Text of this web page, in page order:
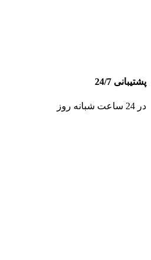
پشتیبانی 24/7
در 24 ساعت شبانه روز